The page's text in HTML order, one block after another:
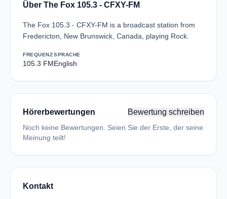
Über The Fox 105.3 - CFXY-FM
The Fox 105.3 - CFXY-FM is a broadcast station from
Fredericton, New Brunswick, Canada, playing Rock.
FREQUENZ
105.3 FM
SPRACHE
English
Hörerbewertungen Bewertung schreiben
Noch keine Bewertungen. Seien Sie der Erste, der seine
Meinung teilt!
Kontakt